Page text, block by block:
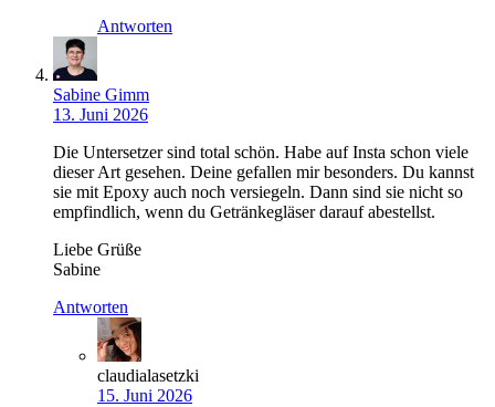
Antworten
Sabine Gimm
13. Juni 2026
Die Untersetzer sind total schön. Habe auf Insta schon viele
dieser Art gesehen. Deine gefallen mir besonders. Du kannst
sie mit Epoxy auch noch versiegeln. Dann sind sie nicht so
empfindlich, wenn du Getränkegläser darauf abestellst.
Liebe Grüße
Sabine
Antworten
claudialasetzki
15. Juni 2026